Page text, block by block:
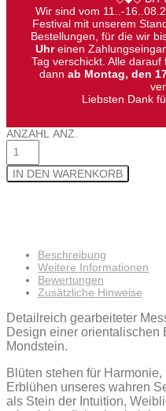
Wir sind vom 11..-
Festival mit unserem
Bestellungen, für die wir
Uhreinen
Tag verschickt. Alle
dann ab Montag, den
Liebsten Dank
ANZAHL ANZ.
IN DEN WARENKORB
Beschreibung
Weitere Informationen
Bewertungen
Zusätzliche Hinweise
Detailreich gearbeiteter
Design einer orientalischen
Mondstein.
Blüten stehen für
Erblühen unseres wahren
als Stein der Intuition,